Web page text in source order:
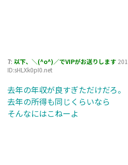
7: 以下、＼(^o^)／でVIPがお送りします
ID:sHLXk0pI0.net
去年の年収が良すぎただけだろ。
去年の所得も同じくらいなら
そんなにはこねーよ